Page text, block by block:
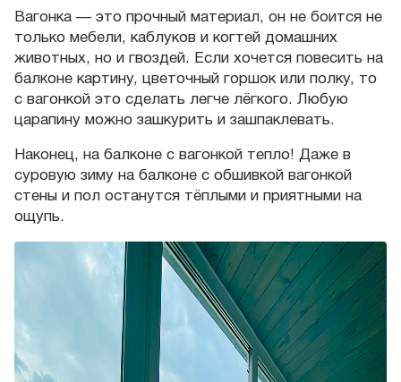
Вагонка — это прочный материал, он не боится не
только мебели, каблуков и когтей домашних
животных, но и гвоздей. Если хочется повесить на
балконе картину, цветочный горшок или полку, то
с вагонкой это сделать легче лёгкого. Любую
царапину можно зашкурить и зашпаклевать.
Наконец, на балконе с вагонкой тепло! Даже в
суровую зиму на балконе с обшивкой вагонкой
стены и пол останутся тёплыми и приятными на
ощупь.